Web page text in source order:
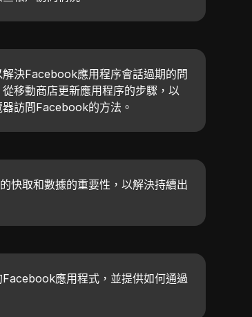
決Facebook應用程序會話過期的問
移動商店更新應用程序的步驟，以
訪問Facebook的方法。
快取和數據的重要性，以解決持續出
應用程式，並提供如何通過